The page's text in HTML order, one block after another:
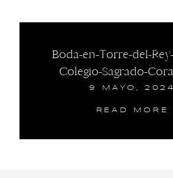
Boda-en-Torre-del-
Colegio-Sagrado-
9 MAYO, 2024
READ MORE